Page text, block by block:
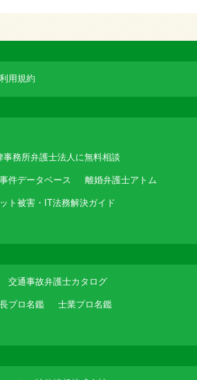
利用規約
務所弁護士法人に無料相談
件データベース 離婚弁護士アトム
ト被害・IT法務解決ガイド
交通事故弁護士カタログ
プロ名鑑 士業プロ名鑑